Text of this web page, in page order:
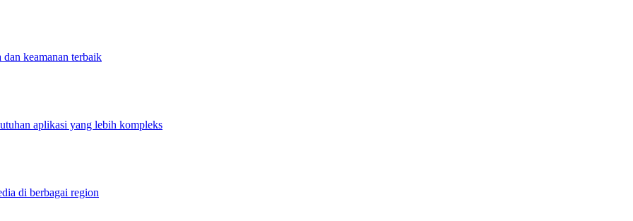
keamanan terbaik
aplikasi yang lebih kompleks
di berbagai region